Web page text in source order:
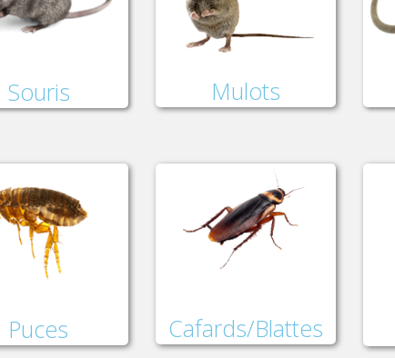
Souris Mulots
Puces Cafards/Blattes